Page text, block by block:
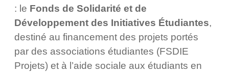
: le Fonds de Solidarité et de
Développement des Initiatives Étudiantes,
destiné au financement des projets portés
par des associations étudiantes (FSDIE
Projets) et à l’aide sociale aux étudiants en